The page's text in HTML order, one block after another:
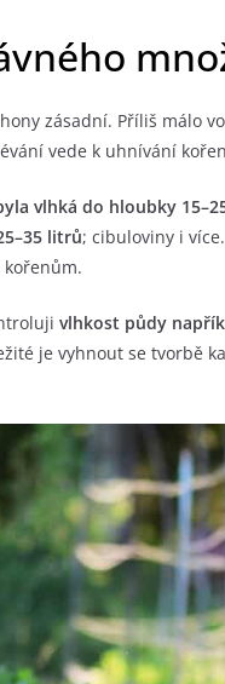
zásadní. Příliš málo
vede k uhnívání
vlhká do hloubky
litrů; cibuloviny i
kořenům.
vlhkost půdy
je vyhnout se tvorbě